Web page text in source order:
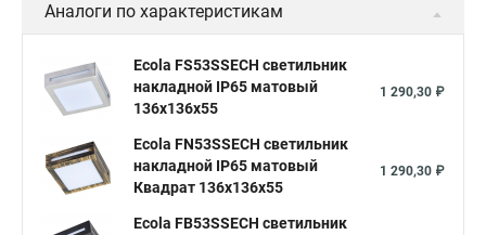
Аналоги по характеристикам
Ecola FS53SSECH светильник
накладной IP65 матовый
136x136x55
1 290,30 ₽
Ecola FN53SSECH светильник
накладной IP65 матовый
Квадрат 136x136x55
1 290,30 ₽
Ecola FB53SSECH светильник